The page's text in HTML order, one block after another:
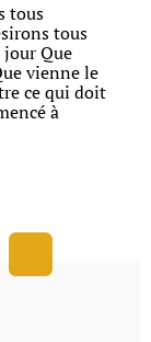
tous
tous
Que
vienne le
ce qui doit
à